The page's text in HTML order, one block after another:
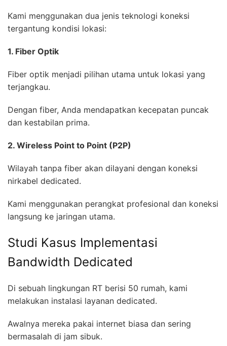
Kami menggunakan dua jenis teknologi koneksi
tergantung kondisi lokasi:
1. Fiber Optik
Fiber optik menjadi pilihan utama untuk lokasi yang
terjangkau.
Dengan fiber, Anda mendapatkan kecepatan puncak
dan kestabilan prima.
2. Wireless Point to Point (P2P)
Wilayah tanpa fiber akan dilayani dengan koneksi
nirkabel dedicated.
Kami menggunakan perangkat profesional dan koneksi
langsung ke jaringan utama.
Studi Kasus Implementasi
Bandwidth Dedicated
Di sebuah lingkungan RT berisi 50 rumah, kami
melakukan instalasi layanan dedicated.
Awalnya mereka pakai internet biasa dan sering
bermasalah di jam sibuk.